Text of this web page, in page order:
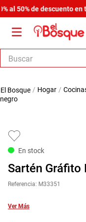
50% de descuento en
Buscar
hogar
negro
En stock
Sartén Gráfito
Referencia: M33351
Ver Más
1.
salas
.
zapatera